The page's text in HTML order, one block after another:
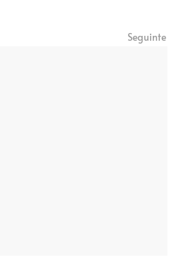
Seguinte